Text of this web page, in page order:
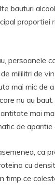
bauturi
proportiei
persoanele
mililitri de
mai mic de
nu au
mai
de aparitie
ca
cu
timp ce